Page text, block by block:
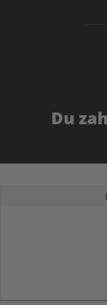
Du
Durchschnittliche